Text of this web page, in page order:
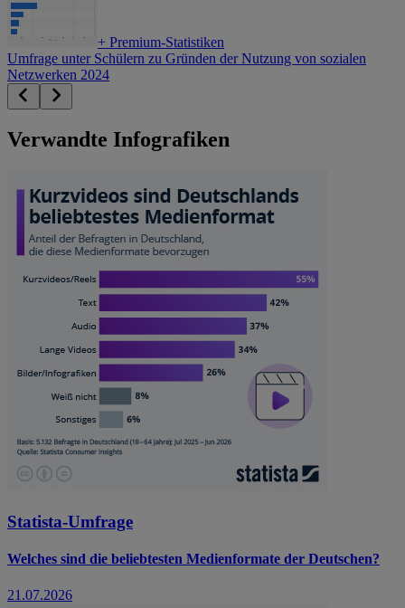
+ Premium-Statistiken
Umfrage unter Schülern zu Gründen der Nutzung von sozialen
Netzwerken 2024
Verwandte Infografiken
Statista-Umfrage
Welches sind die beliebtesten Medienformate der Deutschen?
21.07.2026